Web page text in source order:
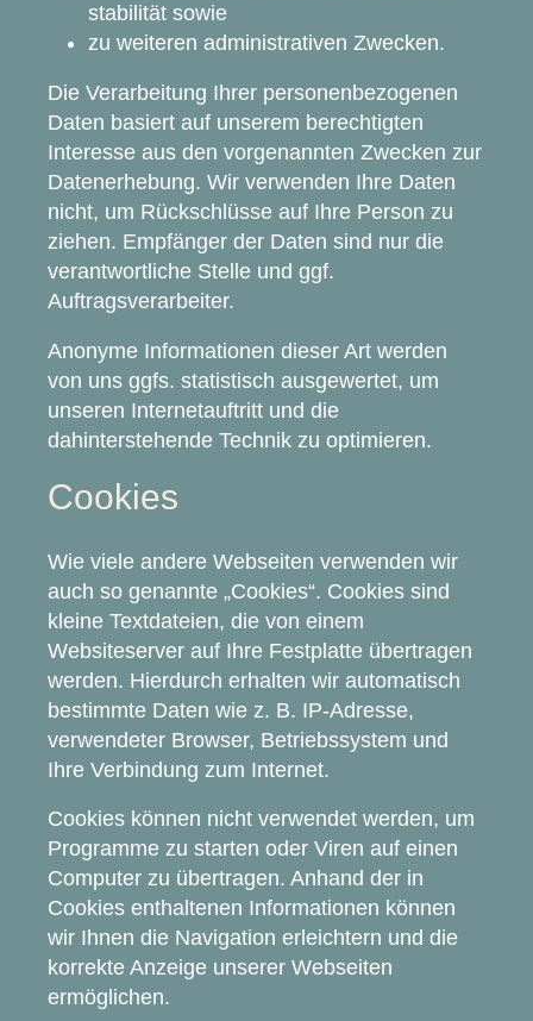
stabilität sowie
zu weiteren administrativen Zwecken.
Die Verarbeitung Ihrer personenbezogenen
Daten basiert auf unserem berechtigten
Interesse aus den vorgenannten Zwecken zur
Datenerhebung. Wir verwenden Ihre Daten
nicht, um Rückschlüsse auf Ihre Person zu
ziehen. Empfänger der Daten sind nur die
verantwortliche Stelle und ggf.
Auftragsverarbeiter.
Anonyme Informationen dieser Art werden
von uns ggfs. statistisch ausgewertet, um
unseren Internetauftritt und die
dahinterstehende Technik zu optimieren.
Cookies
Wie viele andere Webseiten verwenden wir
auch so genannte „Cookies“. Cookies sind
kleine Textdateien, die von einem
Websiteserver auf Ihre Festplatte übertragen
werden. Hierdurch erhalten wir automatisch
bestimmte Daten wie z. B. IP-Adresse,
verwendeter Browser, Betriebssystem und
Ihre Verbindung zum Internet.
Cookies können nicht verwendet werden, um
Programme zu starten oder Viren auf einen
Computer zu übertragen. Anhand der in
Cookies enthaltenen Informationen können
wir Ihnen die Navigation erleichtern und die
korrekte Anzeige unserer Webseiten
ermöglichen.